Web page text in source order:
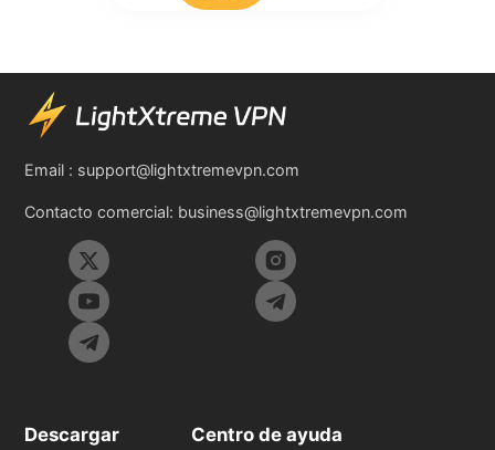
Email : support@lightxtremevpn.com
Contacto comercial: business@lightxtremevpn.com
Descargar
Centro de ayuda